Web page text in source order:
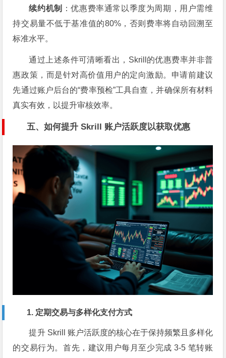
续约机制
：优惠费率通常以季度为周期，用户需维
持交易量不低于基准值的80%，否则费率将自动回溯至
标准水平。
通过上述条件可清晰看出，Skrill的优惠费率并非普
惠政策，而是针对高价值用户的定向激励。申请前建议
先通过账户后台的“费率预检”工具自查，并确保所有材料
真实有效，以提升审核效率。
五、如何提升 Skrill 账户活跃度以获取优惠
1. 定期交易与多样化支付方式
提升 Skrill 账户活跃度的核心在于保持频繁且多样化
的交易行为。首先，建议用户每月至少完成 3-5 笔转账